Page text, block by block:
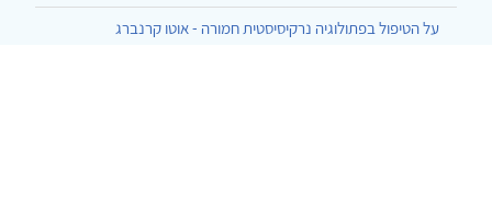
על הטיפול בפתולוגיה נרקיסיסטית חמורה - אוטו קרנברג